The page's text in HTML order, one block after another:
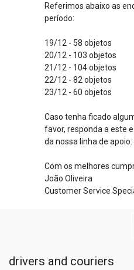
Referimos abaixo as
período:
19/12 - 58 objetos
20/12 - 103 objetos
21/12 - 104 objetos
22/12 - 82 objetos
23/12 - 60 objetos
Caso tenha ficado
favor, responda a este
da nossa linha de apoio:
Com os melhores
João Oliveira
Customer Service
drivers and couriers